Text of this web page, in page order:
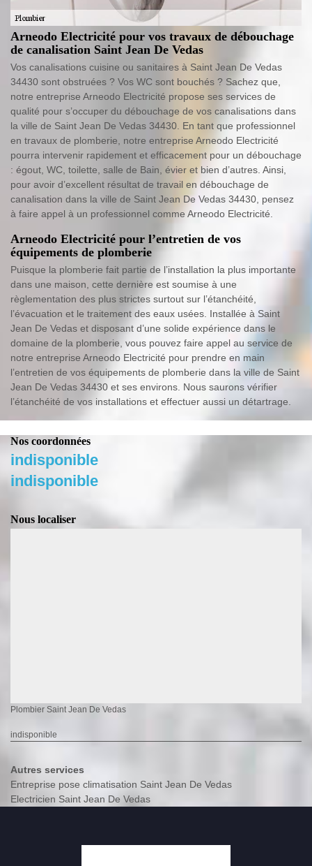
Arneodo Electricité pour vos travaux de débouchage
de canalisation Saint Jean De Vedas
Vos canalisations cuisine ou sanitaires à Saint Jean De Vedas
34430 sont obstruées ? Vos WC sont bouchés ? Sachez que,
notre entreprise Arneodo Electricité propose ses services de
qualité pour s’occuper du débouchage de vos canalisations dans
la ville de Saint Jean De Vedas 34430. En tant que professionnel
en travaux de plomberie, notre entreprise Arneodo Electricité
pourra intervenir rapidement et efficacement pour un débouchage
: égout, WC, toilette, salle de Bain, évier et bien d’autres. Ainsi,
pour avoir d’excellent résultat de travail en débouchage de
canalisation dans la ville de Saint Jean De Vedas 34430, pensez
à faire appel à un professionnel comme Arneodo Electricité.
Arneodo Electricité pour l’entretien de vos
équipements de plomberie
Puisque la plomberie fait partie de l’installation la plus importante
dans une maison, cette dernière est soumise à une
règlementation des plus strictes surtout sur l’étanchéité,
l’évacuation et le traitement des eaux usées. Installée à Saint
Jean De Vedas et disposant d’une solide expérience dans le
domaine de la plomberie, vous pouvez faire appel au service de
notre entreprise Arneodo Electricité pour prendre en main
l’entretien de vos équipements de plomberie dans la ville de Saint
Jean De Vedas 34430 et ses environs. Nous saurons vérifier
l’étanchéité de vos installations et effectuer aussi un détartrage.
Nos coordonnées
indisponible
indisponible
Nous localiser
Plombier Saint Jean De Vedas
indisponible
Autres services
Entreprise pose climatisation Saint Jean De Vedas
Electricien Saint Jean De Vedas